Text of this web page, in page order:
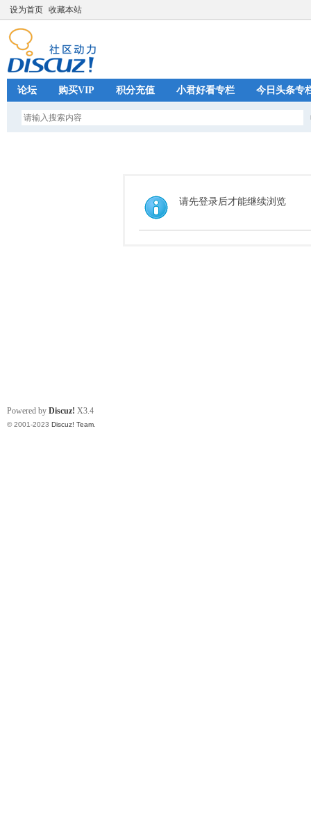
设为首页 收藏本站
论坛 购买VIP 积分充值 小君好看专栏 今日头条专
请先登录后才能继续浏览
Powered by Discuz! X3.4
© 2001-2023 Discuz! Team